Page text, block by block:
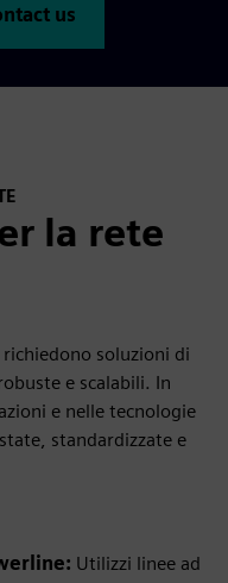
us
la rete
soluzioni di
e scalabili. In
e nelle tecnologie
standardizzate e
Utilizzi linee ad